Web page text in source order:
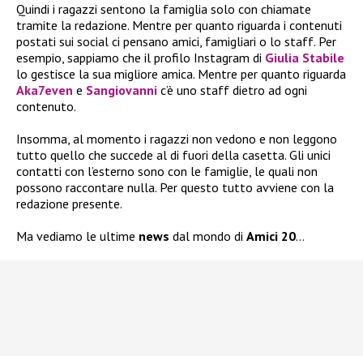
Quindi i ragazzi sentono la famiglia solo con chiamate
tramite la redazione. Mentre per quanto riguarda i contenuti
postati sui social ci pensano amici, famigliari o lo staff. Per
esempio, sappiamo che il profilo Instagram di Giulia Stabile
lo gestisce la sua migliore amica. Mentre per quanto riguarda
Aka7even e Sangiovanni c’è uno staff dietro ad ogni
contenuto.
Insomma, al momento i ragazzi non vedono e non leggono
tutto quello che succede al di fuori della casetta. Gli unici
contatti con l’esterno sono con le famiglie, le quali non
possono raccontare nulla. Per questo tutto avviene con la
redazione presente.
Ma vediamo le ultime news dal mondo di Amici 20…